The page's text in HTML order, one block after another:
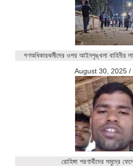
গণঅধিকারকর্মীদের ওপর আইনশৃঙ্খলা বাহিনীর
August 30, 2025 /
রোহিঙ্গা শরণার্থীদের সমুদ্রে